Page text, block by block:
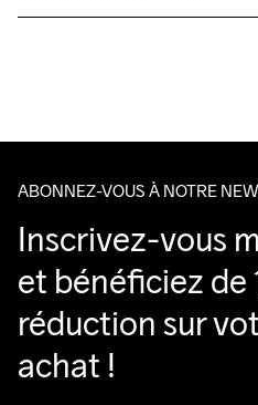
ABONNEZ-VOUS À NOTRE
Inscrivez-vous
et bénéficiez de
réduction sur
achat !